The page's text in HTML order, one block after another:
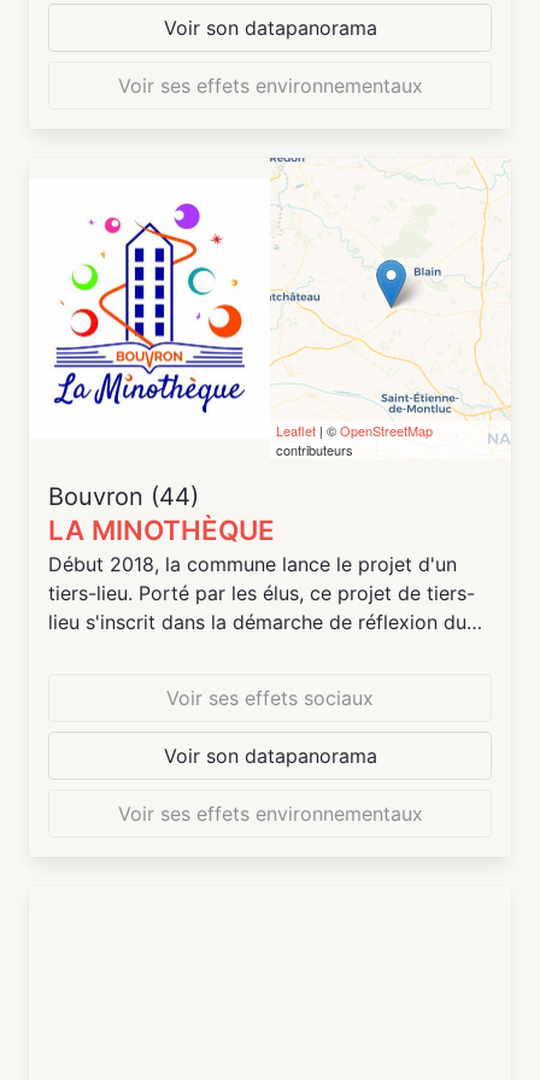
Voir son datapanorama
Voir ses effets environnementaux
Leaflet | ©OpenStreetMap
contributeurs
Bouvron (44)
LA MINOTHÈQUE
Début 2018, la commune lance le projet d'un
tiers-lieu. Porté par les élus, ce projet de tiers-
lieu s'inscrit dans la démarche de réflexion du
Saint-Nazaire, la commune de 3000 habitants
mise sur un développement démographique.
Dès lors, il est important de penser les services
social voire de le développer.
Voir ses effets sociaux
Voir son datapanorama
Voir ses effets environnementaux